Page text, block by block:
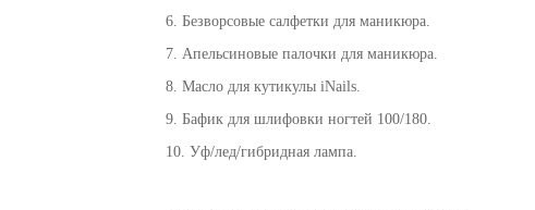
6. Безворсовые салфетки для маникюра.
7. Апельсиновые палочки для маникюра.
8. Масло для кутикулы iNails.
9. Бафик для шлифовки ногтей 100/180.
10. Уф/лед/гибридная лампа.